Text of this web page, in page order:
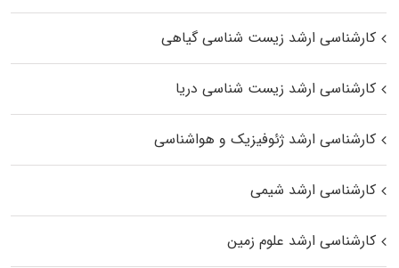
کارشناسی ارشد زیست‌ شناسی گیاهی
کارشناسی ارشد زیست‌ شناسی دریا
کارشناسی ارشد ژئوفیزیک و هواشناسی
کارشناسی ارشد شیمی
کارشناسی ارشد علوم زمین